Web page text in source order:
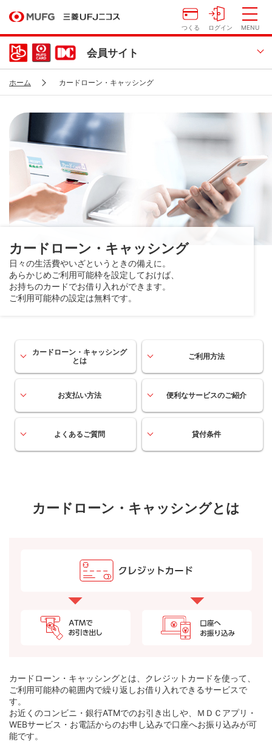
つくる ログイン MENU
会員サイト
ホーム カードローン・キャッシング
カードローン・キャッシング
日々の生活費やいざというときの備えに。
あらかじめご利用可能枠を設定しておけば、
お持ちのカードでお借り入れができます。
ご利用可能枠の設定は無料です。
カードローン・キャッシング
とは
ご利用方法
お支払い方法 便利なサービスのご紹介
よくあるご質問 貸付条件
カードローン・キャッシングとは
カードローン・キャッシングとは、クレジットカードを使って、
ご利用可能枠の範囲内で繰り返しお借り入れできるサービスで
す。
お近くのコンビニ・銀行ATMでのお引き出しや、ＭＤＣアプリ・
WEBサービス・お電話からのお申し込みで口座へお振り込みが可
能です。